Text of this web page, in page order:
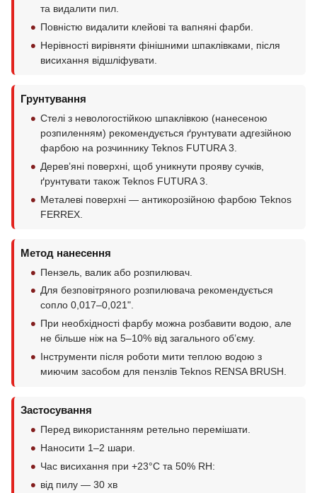
та видалити пил.
Повністю видалити клейові та вапняні фарби.
Нерівності вирівняти фінішними шпаклівками, після
висихання відшліфувати.
Грунтування
Стелі з невологостійкою шпаклівкою (нанесеною
розпиленням) рекомендується ґрунтувати адгезійною
фарбою на розчиннику Teknos FUTURA 3.
Дерев’яні поверхні, щоб уникнути прояву сучків,
ґрунтувати також Teknos FUTURA 3.
Металеві поверхні — антикорозійною фарбою Teknos
FERREX.
Метод нанесення
Пензель, валик або розпилювач.
Для безповітряного розпилювача рекомендується
сопло 0,017–0,021".
При необхідності фарбу можна розбавити водою, але
не більше ніж на 5–10% від загального об’єму.
Інструменти після роботи мити теплою водою з
миючим засобом для пензлів Teknos RENSA BRUSH.
Застосування
Перед використанням ретельно перемішати.
Наносити 1–2 шари.
Час висихання при +23°C та 50% RH:
від пилу — 30 хв